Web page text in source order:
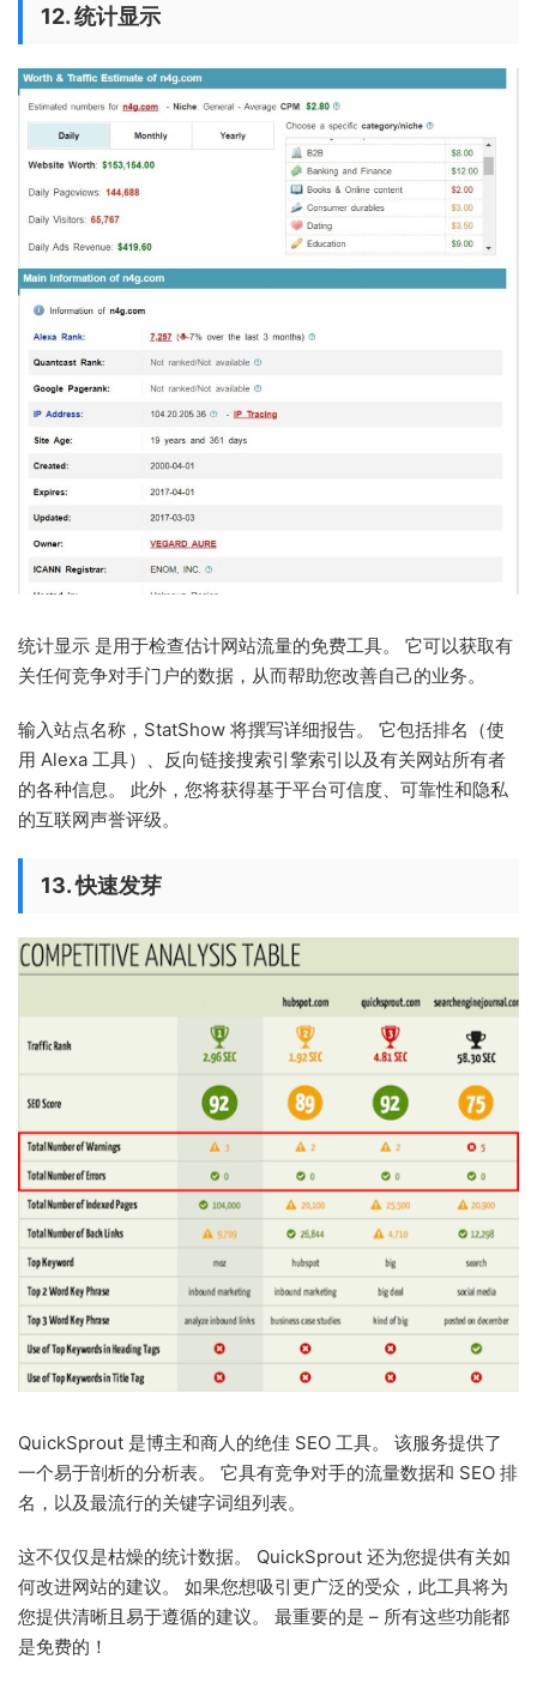
12. 统计显示
统计显示 是用于检查估计网站流量的免费工具。 它可以获取有
关任何竞争对手门户的数据，从而帮助您改善自己的业务。
输入站点名称，StatShow 将撰写详细报告。 它包括排名（使
用 Alexa 工具）、反向链接搜索引擎索引以及有关网站所有者
的各种信息。 此外，您将获得基于平台可信度、可靠性和隐私
的互联网声誉评级。
13. 快速发芽
QuickSprout 是博主和商人的绝佳 SEO 工具。 该服务提供了
一个易于剖析的分析表。 它具有竞争对手的流量数据和 SEO 排
名，以及最流行的关键字词组列表。
这不仅仅是枯燥的统计数据。 QuickSprout 还为您提供有关如
何改进网站的建议。 如果您想吸引更广泛的受众，此工具将为
您提供清晰且易于遵循的建议。 最重要的是 – 所有这些功能都
是免费的！